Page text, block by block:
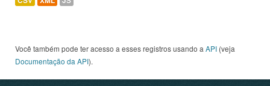
Você também pode ter acesso a esses registros usando a API (veja
Documentação da API).